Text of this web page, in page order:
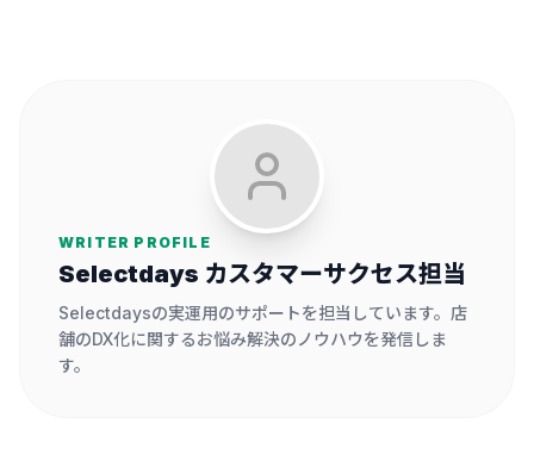
WRITER PROFILE
Selectdays カスタマーサクセス担当
Selectdaysの実運用のサポートを担当しています。店
舗のDX化に関するお悩み解決のノウハウを発信しま
す。